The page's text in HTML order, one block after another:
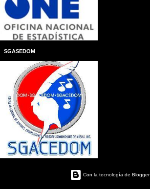
SGASEDOM
Con la tecnología de Blogger